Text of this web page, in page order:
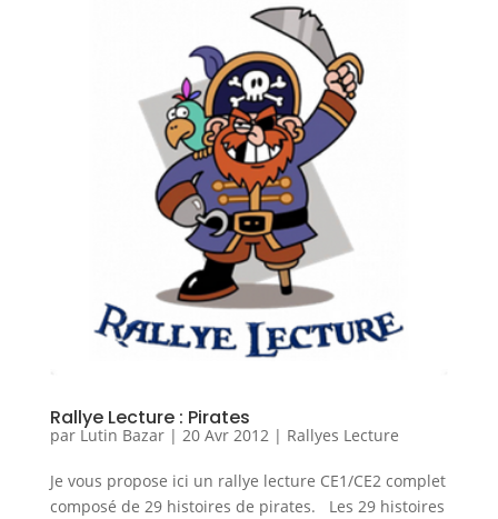
Rallye Lecture : Pirates
par Lutin Bazar| 20 Avr 2012 | Rallyes Lecture
Je vous propose ici un rallye lecture CE1/CE2 complet
composé de 29 histoires de pirates. Les 29 histoires